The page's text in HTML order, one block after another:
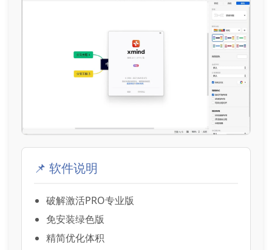
📌 软件说明
破解激活PRO专业版
免安装绿色版
精简优化体积